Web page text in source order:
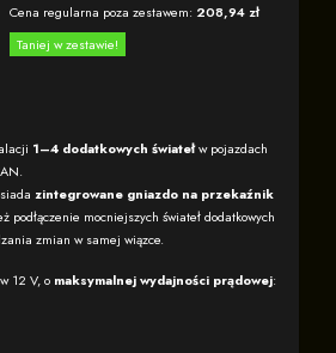
Cena regularna poza zestawem: 208,94 zł
Taniej w zestawie!
1–4 dodatkowych światełw pojazdach
zintegrowane gniazdo na przekaźnik
podłączenie mocniejszych świateł dodatkowych
zmian w samej wiązce.
12 V, o maksymalnej wydajności prądowej: